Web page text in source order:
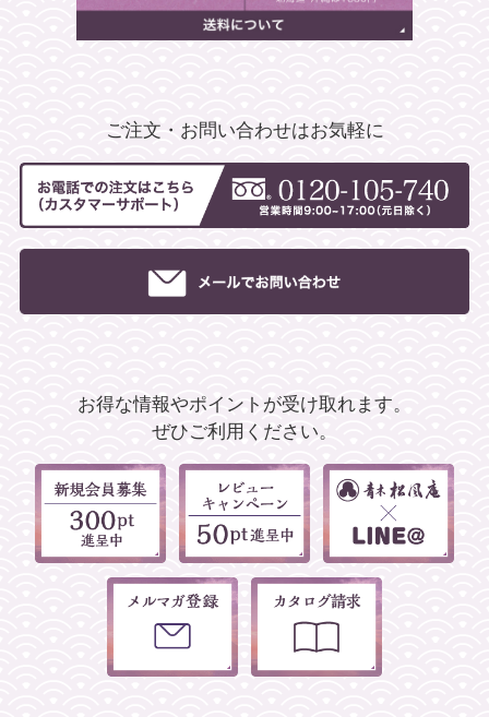
ご注文・お問い合わせはお気軽に
お得な情報やポイントが受け取れます。
ぜひご利用ください。